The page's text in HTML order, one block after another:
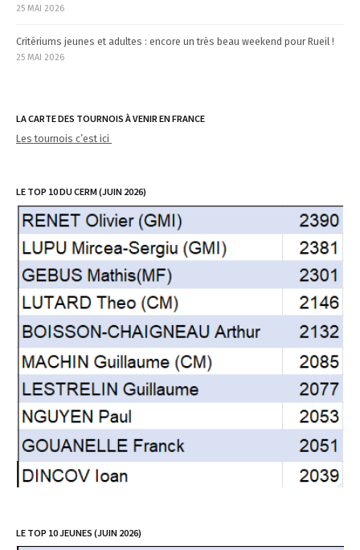
25 MAI 2026
Critériums jeunes et adultes : encore un très beau weekend pour Rueil !
25 MAI 2026
LA CARTE DES TOURNOIS À VENIR EN FRANCE
Les tournois c’est ici
LE TOP 10 DU CERM (JUIN 2026)
LE TOP 10 JEUNES (JUIN 2026)